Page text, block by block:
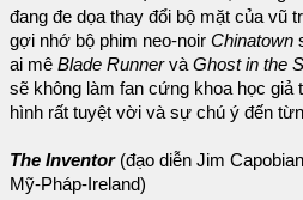
đang đe dọa thay đổi bộ mặt của vũ
gợi nhớ bộ phim neo-noir Chinatown
ai mê Blade Runnervà Ghost in the
sẽ không làm fan cứng khoa học
hình rất tuyệt vời và sự chú ý đến
The Inventor(đạo diễn Jim
Mỹ-Pháp-Ireland)